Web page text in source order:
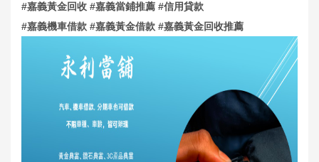
#嘉義黃金回收 #嘉義當鋪推薦 #信用貸款
#嘉義機車借款 #嘉義黃金借款 #嘉義黃金回收推薦